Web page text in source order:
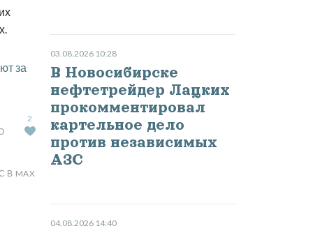
за
2
В MAX
03.08.2026 10:28
В Новосибирске
нефтетрейдер Лацких
прокомментировал
картельное дело
против независимых
АЗС
04.08.2026 14:40